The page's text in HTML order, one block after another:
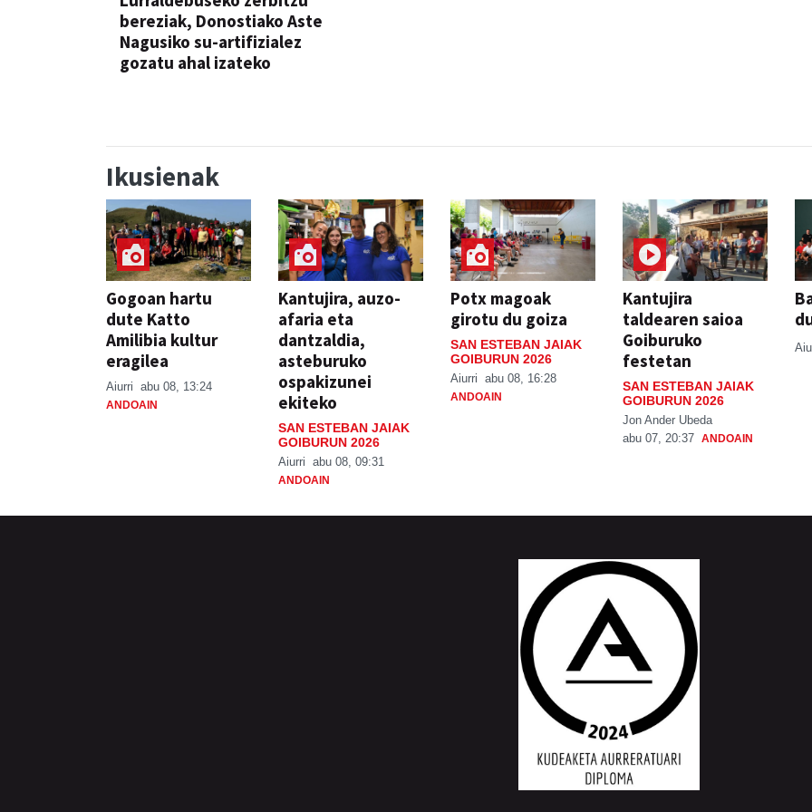
bereziak, Donostiako Aste
Nagusiko su-artifizialez
gozatu ahal izateko
Ikusienak
Gogoan hartu
dute Katto
Amilibia kultur
eragilea
Aiurri abu 08, 13:24
ANDOAIN
Kantujira, auzo-
afaria eta
dantzaldia,
asteburuko
ospakizunei
ekiteko
SAN ESTEBAN JAIAK
GOIBURUN 2026
Aiurri abu 08, 09:31
ANDOAIN
Potx magoak
girotu du goiza
SAN ESTEBAN JAIAK
GOIBURUN 2026
Aiurri abu 08, 16:28
ANDOAIN
Kantujira
taldearen saioa
Goiburuko
festetan
SAN ESTEBAN JAIAK
GOIBURUN 2026
Jon Ander Ubeda
abu 07, 20:37 ANDOAIN